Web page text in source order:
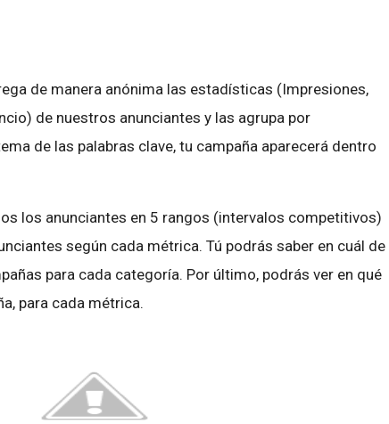
de manera anónima las estadísticas (Impresiones,
de nuestros anunciantes y las agrupa por
de las palabras clave, tu campaña aparecerá dentro
los anunciantes en 5 rangos (intervalos competitivos)
según cada métrica. Tú podrás saber en cuál de
para cada categoría. Por último, podrás ver en qué
para cada métrica.